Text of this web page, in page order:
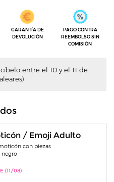
GARANTÍA DE
DEVOLUCIÓN
PAGO CONTRA
REEMBOLSO SIN
COMISIÓN
entre el 10 y el 11 de
/ Emoji Adulto
con piezas
negro
(11/08)